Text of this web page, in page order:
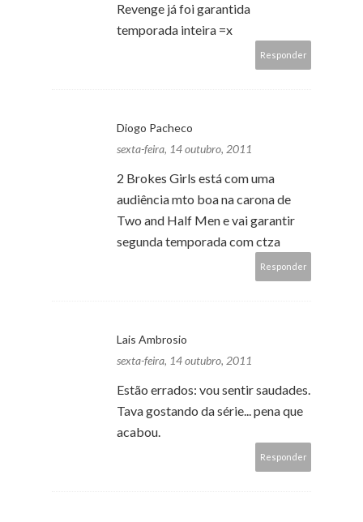
Revenge já foi garantida
temporada inteira =x
Responder
Diogo Pacheco
sexta-feira, 14 outubro, 2011
2 Brokes Girls está com uma
audiência mto boa na carona de
Two and Half Men e vai garantir
segunda temporada com ctza
Responder
Lais Ambrosio
sexta-feira, 14 outubro, 2011
Estão errados: vou sentir saudades.
Tava gostando da série... pena que
acabou.
Responder